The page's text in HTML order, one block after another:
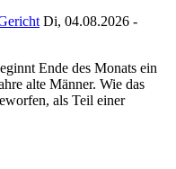
Di, 04.08.2026 -
Ende des Monats ein
alte Männer. Wie das
als Teil einer